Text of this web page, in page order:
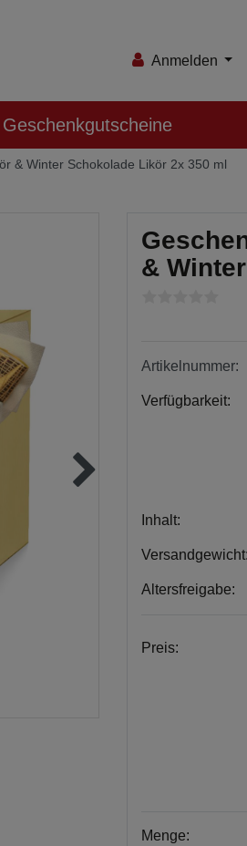
Anmelden
Registrieren
Geschenkgutscheine
& Winter Schokolade Likör 2x 350 ml
&
Artikelnummer:
Verfügbarkeit:
Inhalt:
Versandgewicht:
Altersfreigabe:
Preis:
Menge: